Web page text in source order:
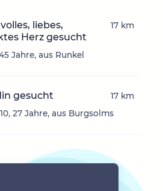
liebes,
Herz gesucht
Jahre, aus Runkel
17 km
gesucht
27 Jahre, aus Burgsolms
17 km